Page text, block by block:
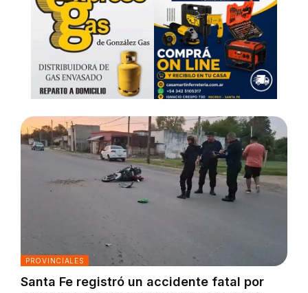
PROVINCIALES
Santa Fe registró un accidente fatal por